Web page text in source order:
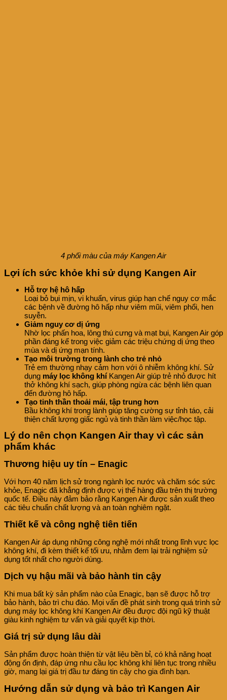
4 phối màu của máy Kangen Air
Lợi ích sức khỏe khi sử dụng Kangen Air
Hỗ trợ hệ hô hấp
Loại bỏ bụi mịn, vi khuẩn, virus giúp hạn chế nguy cơ mắc
các bệnh về đường hô hấp như viêm mũi, viêm phổi, hen
suyễn.
Giảm nguy cơ dị ứng
Nhờ lọc phấn hoa, lông thú cưng và mạt bụi, Kangen Air góp
phần đáng kể trong việc giảm các triệu chứng dị ứng theo
mùa và dị ứng mạn tính.
Tạo môi trường trong lành cho trẻ nhỏ
Trẻ em thường nhạy cảm hơn với ô nhiễm không khí. Sử
dụng máy lọc không khíKangen Air giúp trẻ nhỏ được hít
thở không khí sạch, giúp phòng ngừa các bệnh liên quan
đến đường hô hấp.
Tạo tinh thần thoải mái, tập trung hơn
Bầu không khí trong lành giúp tăng cường sự tỉnh táo, cải
thiện chất lượng giấc ngủ và tinh thần làm việc/học tập.
Lý do nên chọn Kangen Air thay vì các sản
phẩm khác
Thương hiệu uy tín – Enagic
Với hơn 40 năm lịch sử trong ngành lọc nước và chăm sóc sức
khỏe, Enagic đã khẳng định được vị thế hàng đầu trên thị trường
quốc tế. Điều này đảm bảo rằng Kangen Air được sản xuất theo
các tiêu chuẩn chất lượng và an toàn nghiêm ngặt.
Thiết kế và công nghệ tiên tiến
Kangen Air áp dụng những công nghệ mới nhất trong lĩnh vực lọc
không khí, đi kèm thiết kế tối ưu, nhằm đem lại trải nghiệm sử
dụng tốt nhất cho người dùng.
Dịch vụ hậu mãi và bảo hành tin cậy
Khi mua bất kỳ sản phẩm nào của Enagic, bạn sẽ được hỗ trợ
bảo hành, bảo trì chu đáo. Mọi vấn đề phát sinh trong quá trình sử
dụng máy lọc không khí Kangen Air đều được đội ngũ kỹ thuật
giàu kinh nghiệm tư vấn và giải quyết kịp thời.
Giá trị sử dụng lâu dài
Sản phẩm được hoàn thiện từ vật liệu bền bỉ, có khả năng hoạt
động ổn định, đáp ứng nhu cầu lọc không khí liên tục trong nhiều
giờ, mang lại giá trị đầu tư đáng tin cậy cho gia đình bạn.
Hướng dẫn sử dụng và bảo trì Kangen Air